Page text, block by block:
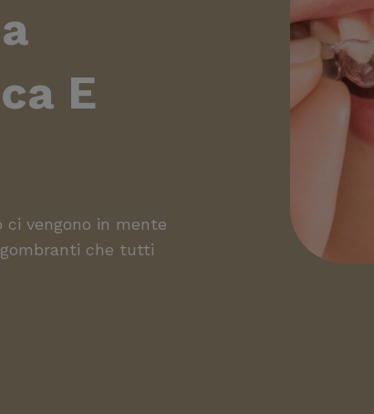
E
ci vengono in mente
che tutti